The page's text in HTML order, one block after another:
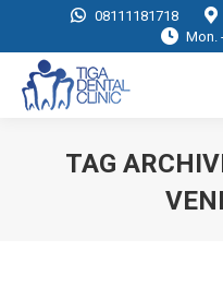
08111181718
Mon.
TAG